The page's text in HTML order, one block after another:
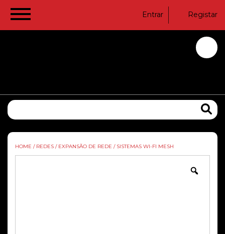
Entrar Registar
HOME / REDES / EXPANSÃO DE REDE / SISTEMAS WI-FI MESH